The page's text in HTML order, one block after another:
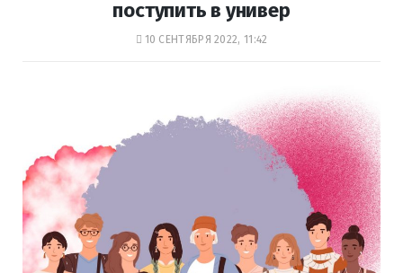
поступить в универ
10 СЕНТЯБРЯ 2022, 11:42